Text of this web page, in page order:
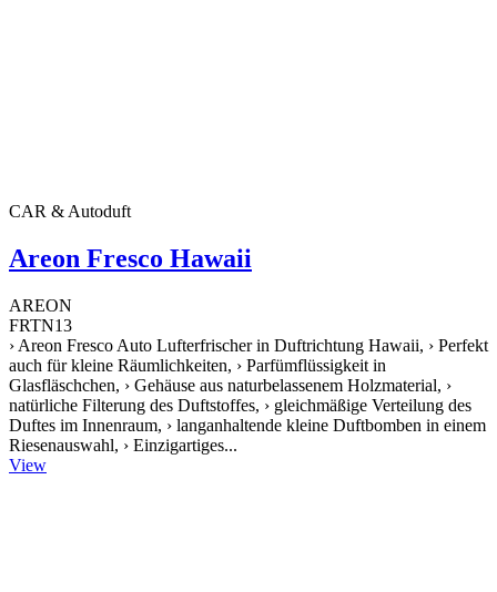
CAR & Autoduft
Areon Fresco Hawaii
AREON
FRTN13
› Areon Fresco Auto Lufterfrischer in Duftrichtung Hawaii, › Perfekt
auch für kleine Räumlichkeiten, › Parfümflüssigkeit in
Glasfläschchen, › Gehäuse aus naturbelassenem Holzmaterial, ›
natürliche Filterung des Duftstoffes, › gleichmäßige Verteilung des
Duftes im Innenraum, › langanhaltende kleine Duftbomben in einem
Riesenauswahl, › Einzigartiges...
View